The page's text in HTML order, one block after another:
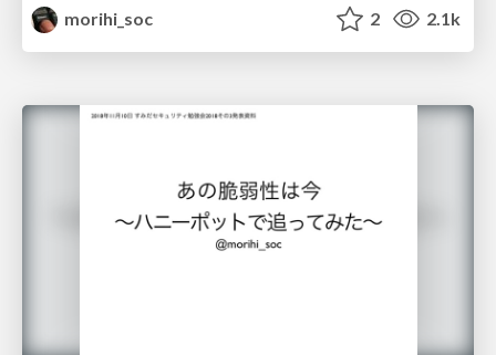
morihi_soc
2 2.1k